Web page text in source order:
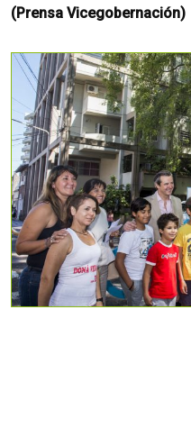
(Prensa Vicegobernación)